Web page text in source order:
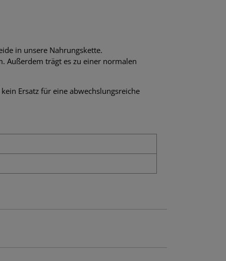
in unsere Nahrungskette.
Außerdem trägt es zu einer normalen
Ersatz für eine abwechslungsreiche